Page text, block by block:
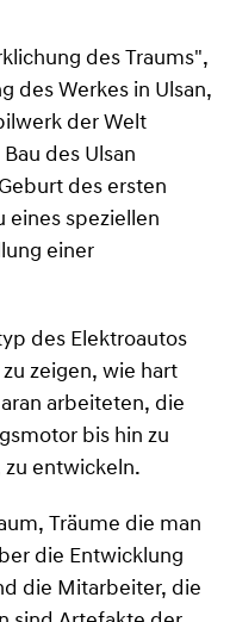
des Traums",
des Werkes in Ulsan,
der Welt
des Ulsan
des ersten
eines speziellen
einer
des Elektroautos
zeigen, wie hart
arbeiteten, die
bis hin zu
entwickeln.
Träume die man
die Entwicklung
die Mitarbeiter, die